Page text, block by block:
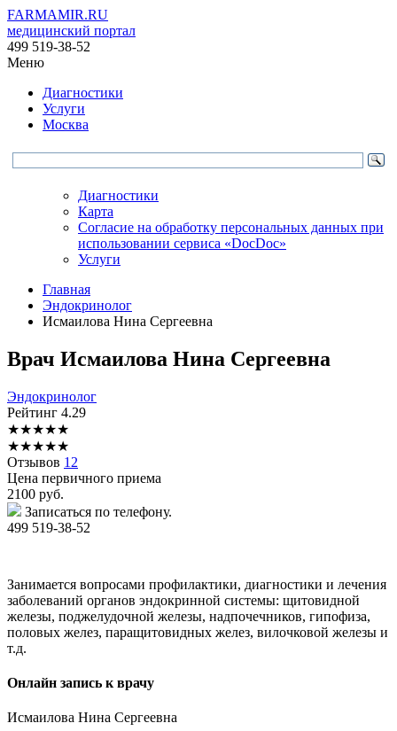
FARMAMIR.RU
медицинский портал
499 519-38-52
Меню
Диагностики
Услуги
Москва
Диагностики
Карта
Согласие на обработку персональных данных при
использовании сервиса «DocDoc»
Услуги
Главная
Эндокринолог
Исмаилова Нина Сергеевна
Врач Исмаилова Нина Сергеевна
Эндокринолог
Рейтинг 4.29
★★★★★
★★★★★
Отзывов 12
Цена первичного приема
2100 руб.
Записаться по телефону.
499 519-38-52
Занимается вопросами профилактики, диагностики и лечения
заболеваний органов эндокринной системы: щитовидной
железы, поджелудочной железы, надпочечников, гипофиза,
половых желез, паращитовидных желез, вилочковой железы и
т.д.
Онлайн запись к врачу
Исмаилова Нина Сергеевна